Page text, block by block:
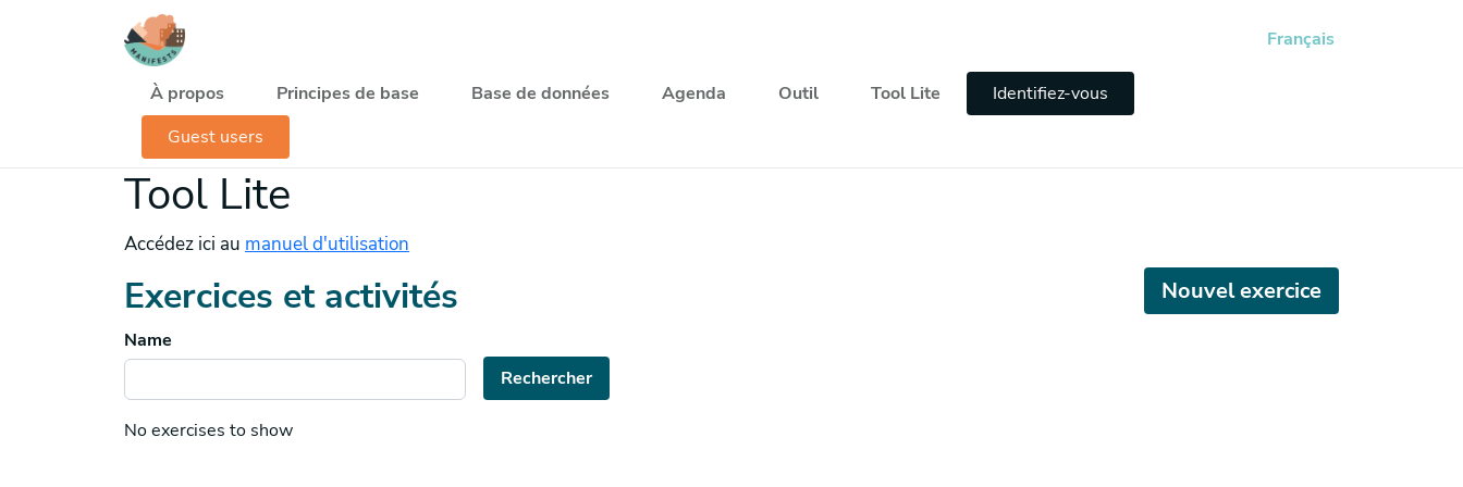
Aller au contenu principal
Navegación principal
À propos Principes de base Base de données Agenda Outil Tool Lite
Identifiez-vous
Guest users
Français
Tool Lite
Accédez ici au manuel d'utilisation
Exercices et activités Nouvel exercice
Name
Rechercher
No exercises to show